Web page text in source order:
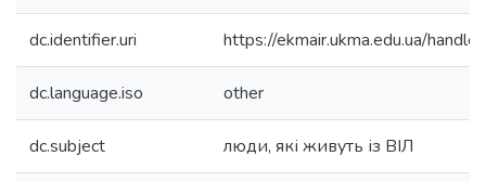
dc.identifier.uri https://ekmair.ukma.edu.ua/
dc.language.iso other
dc.subject люди, які живуть із ВІЛ